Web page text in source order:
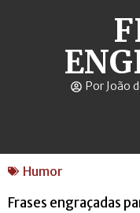
Por João
Humor
Frases engraçadas